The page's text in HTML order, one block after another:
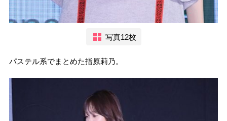
写真12枚
パステル系でまとめた指原莉乃。